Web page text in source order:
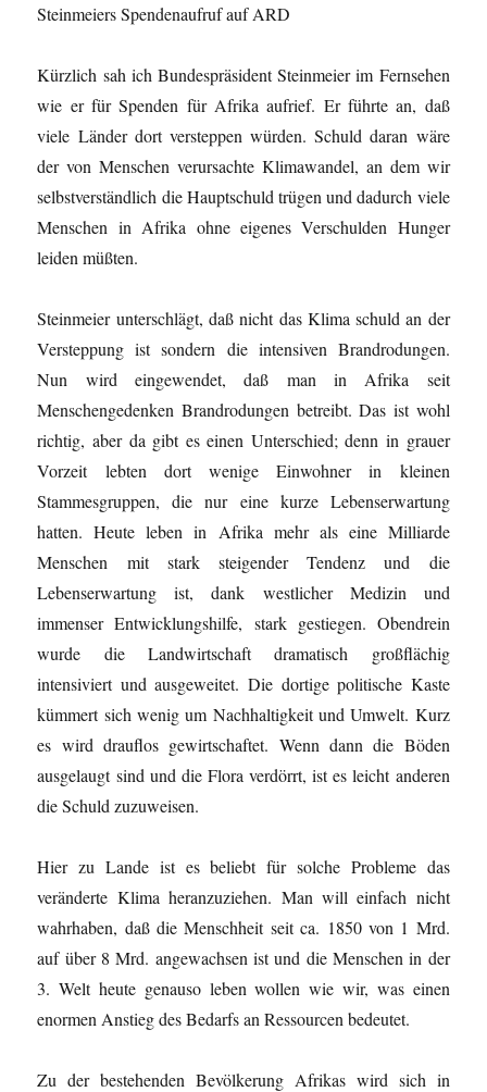
Steinmeiers Spendenaufruf auf ARD
Kürzlich sah ich Bundespräsident Steinmeier im Fernsehen
wie er für Spenden für Afrika aufrief. Er führte an, daß
viele Länder dort versteppen würden. Schuld daran wäre
der von Menschen verursachte Klimawandel, an dem wir
selbstverständlich die Hauptschuld trügen und dadurch viele
Menschen in Afrika ohne eigenes Verschulden Hunger
leiden müßten.
Steinmeier unterschlägt, daß nicht das Klima schuld an der
Versteppung ist sondern die intensiven Brandrodungen.
Nun wird eingewendet, daß man in Afrika seit
Menschengedenken Brandrodungen betreibt. Das ist wohl
richtig, aber da gibt es einen Unterschied; denn in grauer
Vorzeit lebten dort wenige Einwohner in kleinen
Stammesgruppen, die nur eine kurze Lebenserwartung
hatten. Heute leben in Afrika mehr als eine Milliarde
Menschen mit stark steigender Tendenz und die
Lebenserwartung ist, dank westlicher Medizin und
immenser Entwicklungshilfe, stark gestiegen. Obendrein
wurde die Landwirtschaft dramatisch großflächig
intensiviert und ausgeweitet. Die dortige politische Kaste
kümmert sich wenig um Nachhaltigkeit und Umwelt. Kurz
es wird drauflos gewirtschaftet. Wenn dann die Böden
ausgelaugt sind und die Flora verdörrt, ist es leicht anderen
die Schuld zuzuweisen.
Hier zu Lande ist es beliebt für solche Probleme das
veränderte Klima heranzuziehen. Man will einfach nicht
wahrhaben, daß die Menschheit seit ca. 1850 von 1 Mrd.
auf über 8 Mrd. angewachsen ist und die Menschen in der
3. Welt heute genauso leben wollen wie wir, was einen
enormen Anstieg des Bedarfs an Ressourcen bedeutet.
Zu der bestehenden Bevölkerung Afrikas wird sich in